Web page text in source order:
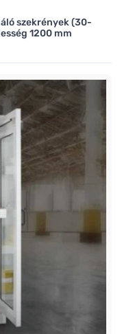
szekrények (30-
1200 mm